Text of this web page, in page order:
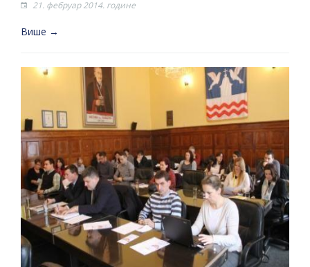
21. фебруар 2014. године
Више →